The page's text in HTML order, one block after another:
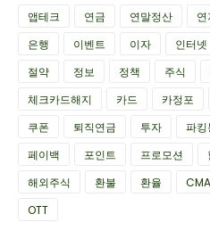
앱테크
연금 연말정산
은행
이벤트 이자 인터넷
절약
정보 정책 주식
체크카드해지
카드 카정포
쿠폰
퇴직연금 투자 파킹
페이백
포인트 프로모션
해외주식
환불 환율 CMA
OTT